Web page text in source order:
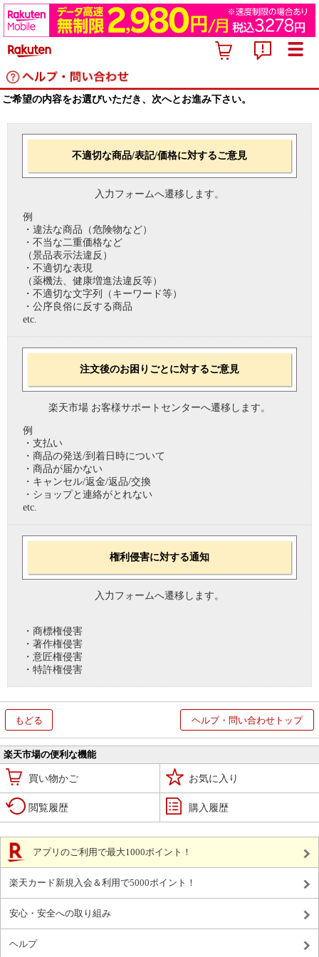
ご希望の内容をお選びいただき、次へとお進み下さい。
不適切な商品/表記/価格に対するご意見
入力フォームへ遷移します。
例
・違法な商品（危険物など）
・不当な二重価格など
（景品表示法違反）
・不適切な表現
（薬機法、健康増進法違反等）
・不適切な文字列（キーワード等）
・公序良俗に反する商品
etc.
注文後のお困りごとに対するご意見
楽天市場 お客様サポートセンターへ遷移します。
例
・支払い
・商品の発送/到着日時について
・商品が届かない
・キャンセル/返金/返品/交換
・ショップと連絡がとれない
etc.
権利侵害に対する通知
入力フォームへ遷移します。
・商標権侵害
・著作権侵害
・意匠権侵害
・特許権侵害
もどる ヘルプ・問い合わせトップ
楽天市場の便利な機能
買い物かご お気に入り
閲覧履歴 購入履歴
アプリのご利用で最大1000ポイント！
楽天カード新規入会＆利用で5000ポイント！
安心・安全への取り組み
ヘルプ